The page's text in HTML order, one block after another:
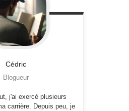
Cédric
Blogueur
j'ai exercé plusieurs
carrière. Depuis peu, je